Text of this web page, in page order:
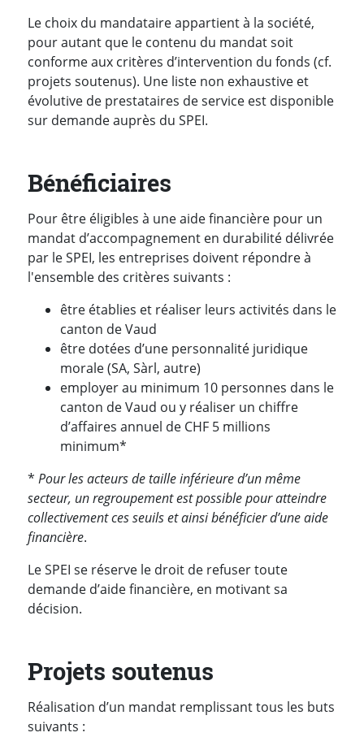
Le choix du mandataire appartient à la société,
pour autant que le contenu du mandat soit
conforme aux critères d’intervention du fonds (cf.
projets soutenus). Une liste non exhaustive et
évolutive de prestataires de service est disponible
sur demande auprès du SPEI.
Bénéficiaires
Pour être éligibles à une aide financière pour un
mandat d’accompagnement en durabilité délivrée
par le SPEI, les entreprises doivent répondre à
l'ensemble des critères suivants :
être établies et réaliser leurs activités dans le
canton de Vaud
être dotées d’une personnalité juridique
morale (SA, Sàrl, autre)
employer au minimum 10 personnes dans le
canton de Vaud ou y réaliser un chiffre
d’affaires annuel de CHF 5 millions
minimum*
* Pour les acteurs de taille inférieure d’un même
secteur, un regroupement est possible pour atteindre
collectivement ces seuils et ainsi bénéficier d’une aide
financière.
Le SPEI se réserve le droit de refuser toute
demande d’aide financière, en motivant sa
décision.
Projets soutenus
Réalisation d’un mandat remplissant tous les buts
suivants :